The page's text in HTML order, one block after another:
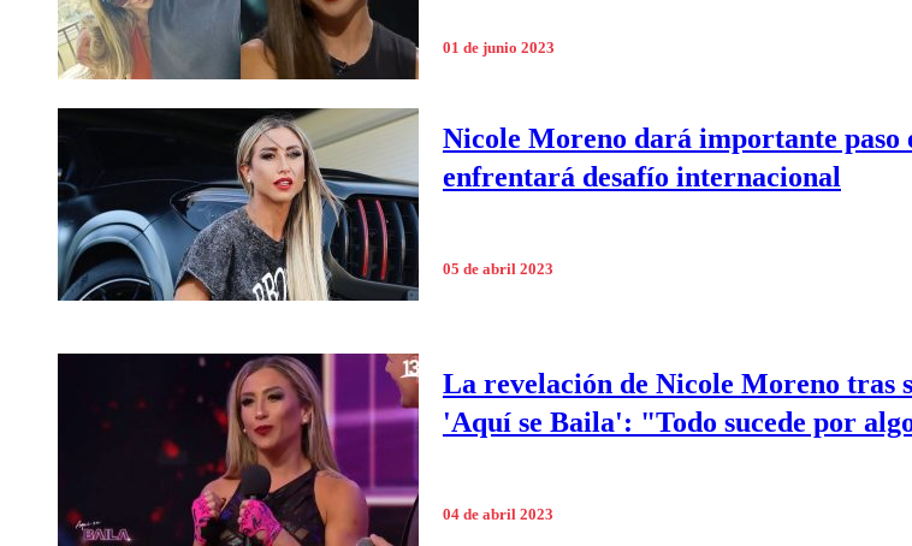
01 de junio 2023
Nicole Moreno dará importante paso
enfrentará desafío internacional
05 de abril 2023
La revelación de Nicole Moreno tras
'Aquí se Baila': "Todo sucede por
04 de abril 2023